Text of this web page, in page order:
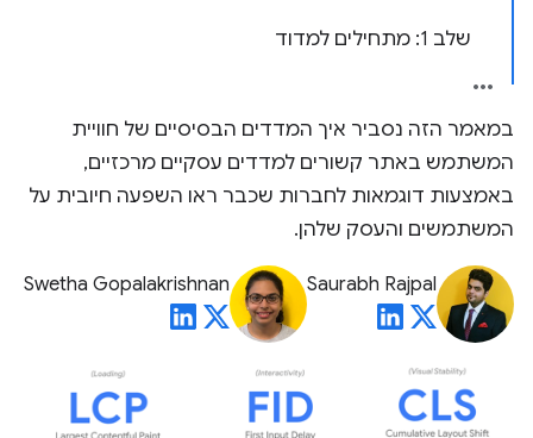
שלב 1: מתחילים למדוד
במאמר הזה נסביר איך המדדים הבסיסיים של חוויית
המשתמש באתר קשורים למדדים עסקיים מרכזיים,
באמצעות דוגמאות לחברות שכבר ראו השפעה חיובית על
המשתמשים והעסק שלהן.
Saurabh Rajpal
Swetha Gopalakrishnan